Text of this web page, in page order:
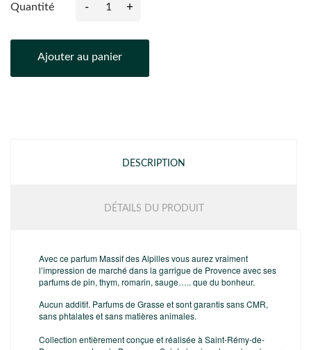
Quantité - +
Ajouter au panier
DESCRIPTION
DÉTAILS DU PRODUIT
Avec ce parfum Massif des Alpilles vous aurez vraiment
l’impression de marché dans la garrigue de Provence avec ses
parfums de pin, thym, romarin, sauge….. que du bonheur.
Aucun additif. Parfums de Grasse et sont garantis sans CMR,
sans phtalates et sans matières animales.
Collection entièrement conçue et réalisée à Saint-Rémy-de-